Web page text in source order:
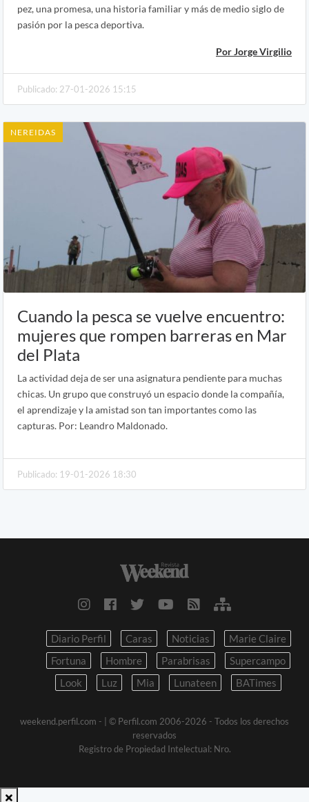
pez, una promesa, una historia familiar y más de medio siglo de
pasión por la pesca deportiva.
Por Jorge Virgilio
Publicado: 27-01-2026 15:15
NEREIDAS
Cuando la pesca se vuelve encuentro:
mujeres que rompen barreras en Mar
del Plata
La actividad deja de ser una asignatura pendiente para muchas
chicas. Un grupo que construyó un espacio donde la compañía,
el aprendizaje y la amistad son tan importantes como las
capturas. Por: Leandro Maldonado.
Publicado: 19-01-2026 18:30
Diario Perfil Caras Noticias
Marie Claire
Fortuna
Hombre Parabrisas
Supercampo
Look
Luz Mia Lunateen BATimes
weekend.perfil.com - | © Perfil.com 2006-2026 - Todos los derechos
reservados
Registro de Propiedad Intelectual: Nro.